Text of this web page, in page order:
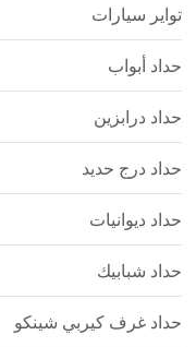
تواير سيارات
حداد أبواب
حداد درابزين
حداد درج حديد
حداد ديوانيات
حداد شبابيك
حداد غرف كيربي شينكو